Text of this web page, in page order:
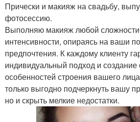
Прически и макияж на свадьбу,
фотосессию.
Выполняю макияж любой
интенсивности, опираясь на ваши
предпочтения. К каждому клиенту
индивидуальный подход и создание
особенностей строения вашего
только выгодно подчеркнуть вашу
но и скрыть мелкие недостатки.